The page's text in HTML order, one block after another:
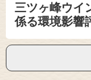
三ツヶ峰ウイ
係る環境影響